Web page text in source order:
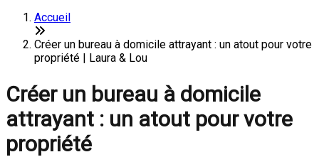
Accueil
Créer un bureau à domicile attrayant : un atout pour votre
propriété | Laura & Lou
Créer un bureau à domicile
attrayant : un atout pour votre
propriété